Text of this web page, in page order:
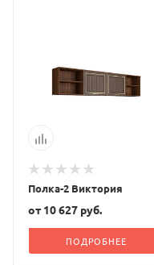
Полка-2 Виктория
от 10 627 руб.
ПОДРОБНЕЕ